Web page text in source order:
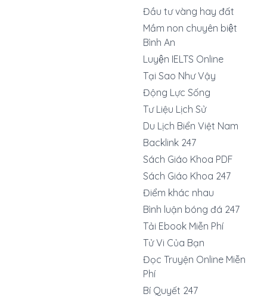
Đầu tư vàng hay đất
Mầm non chuyên biệt
Bình An
Luyện IELTS Online
Tại Sao Như Vậy
Động Lực Sống
Tư Liệu Lịch Sử
Du Lịch Biển Việt Nam
Backlink 247
Sách Giáo Khoa PDF
Sách Giáo Khoa 247
Điểm khác nhau
Bình luận bóng đá 247
Tải Ebook Miễn Phí
Tử Vi Của Bạn
Đọc Truyện Online Miễn
Phí
Bí Quyết 247